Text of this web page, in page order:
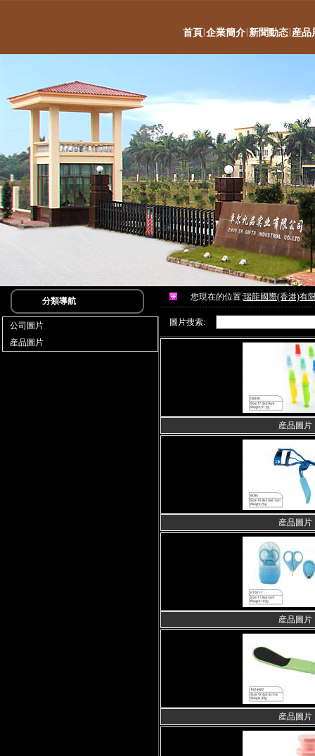
首頁 企業簡介 新聞動态 産品
分類導航
公司圖片
産品圖片
您現在的位置:瑞龍國際(香港)有
圖片搜索:
産品圖片
産品圖片
産品圖片
産品圖片